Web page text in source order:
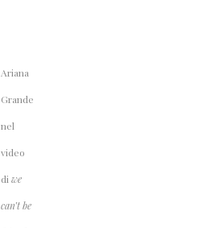
Ariana
Grande
nel
video
diwe
can’t be